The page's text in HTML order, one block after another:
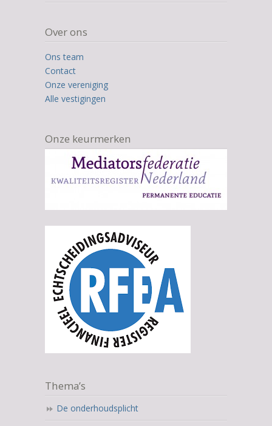
Over ons
Ons team
Contact
Onze vereniging
Alle vestigingen
Onze keurmerken
Thema’s
De onderhoudsplicht